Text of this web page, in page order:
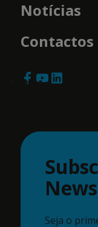
Notícias
Contactos
Seja o